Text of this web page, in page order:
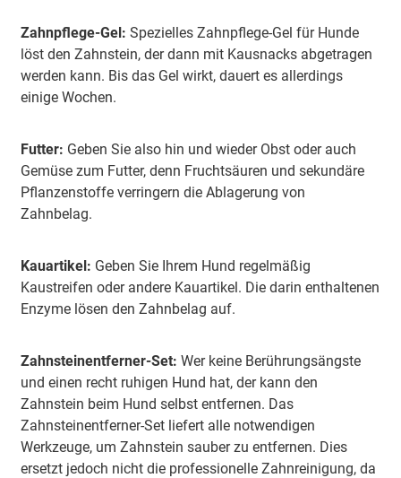
Zahnpflege-Gel: Spezielles Zahnpflege-Gel für Hunde
löst den Zahnstein, der dann mit Kausnacks abgetragen
werden kann. Bis das Gel wirkt, dauert es allerdings
einige Wochen.
Futter: Geben Sie also hin und wieder Obst oder auch
Gemüse zum Futter, denn Fruchtsäuren und sekundäre
Pflanzenstoffe verringern die Ablagerung von
Zahnbelag.
Kauartikel: Geben Sie Ihrem Hund regelmäßig
Kaustreifen oder andere Kauartikel. Die darin enthaltenen
Enzyme lösen den Zahnbelag auf.
Zahnsteinentferner-Set: Wer keine Berührungsängste
und einen recht ruhigen Hund hat, der kann den
Zahnstein beim Hund selbst entfernen. Das
Zahnsteinentferner-Set liefert alle notwendigen
Werkzeuge, um Zahnstein sauber zu entfernen. Dies
ersetzt jedoch nicht die professionelle Zahnreinigung, da